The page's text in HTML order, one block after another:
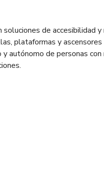
de accesibilidad
plataformas y
autónomo de personas con